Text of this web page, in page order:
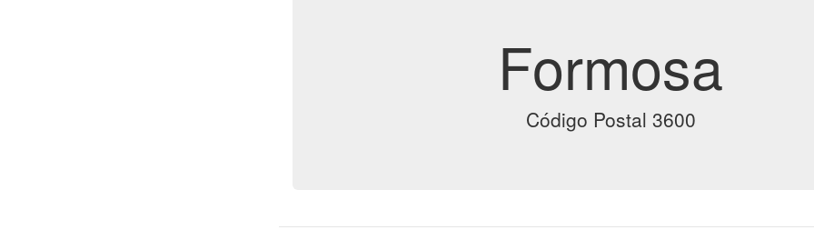
Formosa
Código Postal 3600